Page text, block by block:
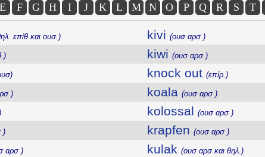
E F G H I J K L M N O P Q R S T
επίθ και ουσ.)
)
)
αρσ )
kivi (ουσ αρσ )
kiwi (ουσ αρσ )
knock out (επίρ.)
koala (ουσ αρσ )
kolossal (ουσ αρσ )
krapfen (ουσ αρσ )
kulak (ουσ αρσ και θηλ.)